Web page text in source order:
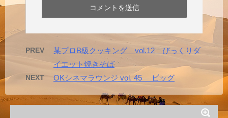
PREV
某プロB級クッキング vol.12 びっくりダ
イエット焼きそば
NEXT OKシネマラウンジ vol. 45 ビッグ